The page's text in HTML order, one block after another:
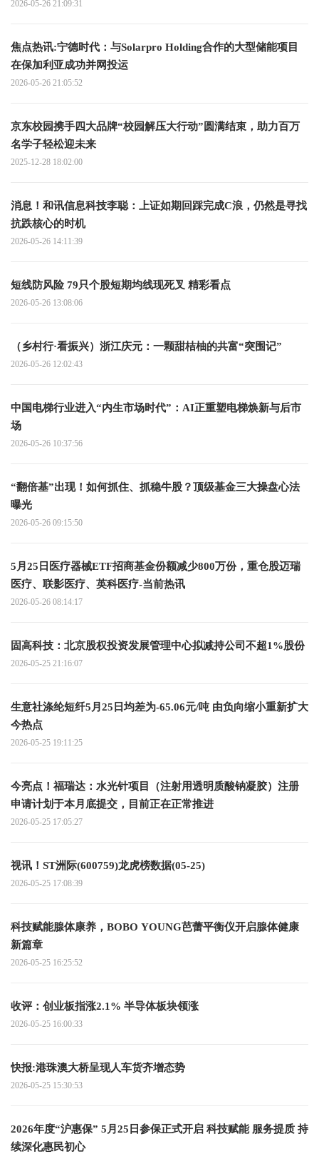
2026-05-26 21:09:31
焦点热讯:宁德时代：与Solarpro Holding合作的大型储能项目
在保加利亚成功并网投运
2026-05-26 21:05:52
京东校园携手四大品牌“校园解压大行动”圆满结束，助力百万
名学子轻松迎未来
2025-12-28 18:02:00
消息！和讯信息科技李聪：上证如期回踩完成C浪，仍然是寻找
抗跌核心的时机
2026-05-26 14:11:39
短线防风险 79只个股短期均线现死叉 精彩看点
2026-05-26 13:08:06
（乡村行·看振兴）浙江庆元：一颗甜桔柚的共富“突围记”
2026-05-26 12:02:43
中国电梯行业进入“内生市场时代”：AI正重塑电梯焕新与后市
场
2026-05-26 10:37:56
“翻倍基”出现！如何抓住、抓稳牛股？顶级基金三大操盘心法
曝光
2026-05-26 09:15:50
5月25日医疗器械ETF招商基金份额减少800万份，重仓股迈瑞
医疗、联影医疗、英科医疗-当前热讯
2026-05-26 08:14:17
固高科技：北京股权投资发展管理中心拟减持公司不超1%股份
2026-05-25 21:16:07
生意社涤纶短纤5月25日均差为-65.06元/吨 由负向缩小重新扩大
今热点
2026-05-25 19:11:25
今亮点！福瑞达：水光针项目（注射用透明质酸钠凝胶）注册
申请计划于本月底提交，目前正在正常推进
2026-05-25 17:05:27
视讯！ST洲际(600759)龙虎榜数据(05-25)
2026-05-25 17:08:39
科技赋能腺体康养，BOBO YOUNG芭蕾平衡仪开启腺体健康
新篇章
2026-05-25 16:25:52
收评：创业板指涨2.1% 半导体板块领涨
2026-05-25 16:00:33
快报:港珠澳大桥呈现人车货齐增态势
2026-05-25 15:30:53
2026年度“沪惠保” 5月25日参保正式开启 科技赋能 服务提质 持
续深化惠民初心